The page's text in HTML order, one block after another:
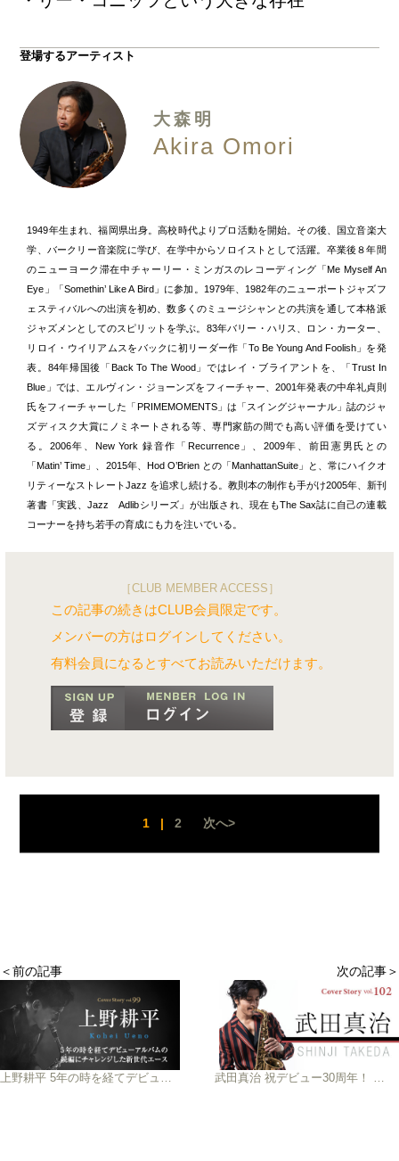
登場するアーティスト
大森明
Akira Omori
1949年生まれ、福岡県出身。高校時代よりプロ活動を開始。その後、国立音楽大
学、バークリー音楽院に学び、在学中からソロイストとして活躍。卒業後８年間
のニューヨーク滞在中チャーリー・ミンガスのレコーディング「Me Myself An
Eye」「Somethin’ Like A Bird」に参加。1979年、1982年のニューポートジャズフ
ェスティバルへの出演を初め、数多くのミュージシャンとの共演を通して本格派
ジャズメンとしてのスピリットを学ぶ。83年バリー・ハリス、ロン・カーター、
リロイ・ウイリアムスをバックに初リーダー作「To Be Young And Foolish」を発
表。84年帰国後「Back To The Wood」ではレイ・ブライアントを、「Trust In
Blue」では、エルヴィン・ジョーンズをフィーチャー、2001年発表の中牟礼貞則
氏をフィーチャーした「PRIMEMOMENTS」は「スイングジャーナル」誌のジャ
ズディスク大賞にノミネートされる等、専門家筋の間でも高い評価を受けてい
る。2006年、New York 録音作「Recurrence」、2009年、前田憲男氏との
「Matin’ Time」、2015年、Hod O’Brien との「ManhattanSuite」と、常にハイクオ
リティーなストレートJazz を追求し続ける。教則本の制作も手がけ2005年、新刊
著書「実践、Jazz Adlibシリーズ」が出版され、現在もThe Sax誌に自己の連載
コーナーを持ち若手の育成にも力を注いでいる。
［CLUB MEMBER ACCESS］
この記事の続きはCLUB会員限定です。
メンバーの方はログインしてください。
有料会員になるとすべてお読みいただけます。
1 | 2 次へ>
＜前の記事
上野耕平 5年の時を経てデビューアルバムの 続編にチャレンジした新世代エース
次の記事＞
武田真治 祝デビュー30周年！ エンターテイメント性に富んだ カラフルなサックス・アルバムが完成!!